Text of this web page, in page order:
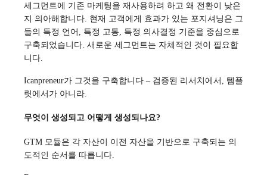
세그먼트에 기존 마케팅을 재사용하려 하고 왜 전환이 낮은
지 의아해합니다. 현재 고객에게 효과가 있는 포지셔닝은 그
들의 특정 언어, 특정 고통, 특정 의사결정 기준을 중심으로
구축되었습니다. 새로운 세그먼트는 자체적인 것이 필요합
니다.
Icanpreneur가 그것을 구축합니다 – 검증된 리서치에서, 템플
릿에서가 아니라.
무엇이 생성되고 어떻게 생성되나요?
GTM 모듈은 각 자산이 이전 자산을 기반으로 구축되는 의
도적인 순서를 따릅니다.